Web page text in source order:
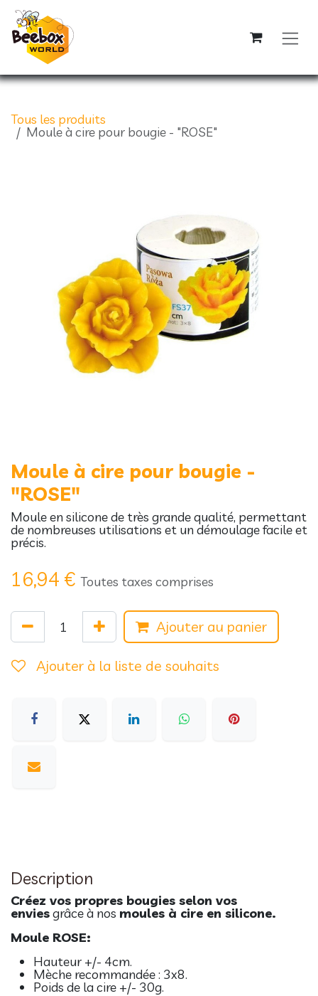
Se rendre au contenu
Tous les produits
Moule à cire pour bougie - "ROSE"
Moule à cire pour bougie -
"ROSE"
Moule en silicone de très grande qualité, permettant
de nombreuses utilisations et un démoulage facile et
précis.
16,94 € Toutes taxes comprises
Ajouter au panier
Ajouter à la liste de souhaits
Description
Créez vos propres bougies selon vos
enviesgrâce à nos moules à cire en silicone.
Moule ROSE:
Hauteur +/- 4cm.
Mèche recommandée : 3x8.
Poids de la cire +/- 30g.